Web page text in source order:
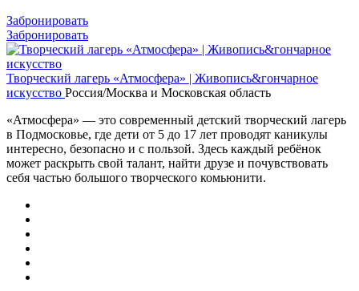
Забронировать
Забронировать
Творческий лагерь «Атмосфера» | Живопись&гончарное
искусство Россия/Москва и Московская область
«Атмосфера» — это современный детский творческий лагерь
в Подмосковье, где дети от 5 до 17 лет проводят каникулы
интересно, безопасно и с пользой. Здесь каждый ребёнок
может раскрыть свой талант, найти друзе и почувствовать
себя частью большого творческого комьюнити.